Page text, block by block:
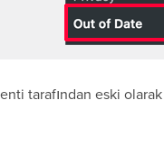
tarafından eski